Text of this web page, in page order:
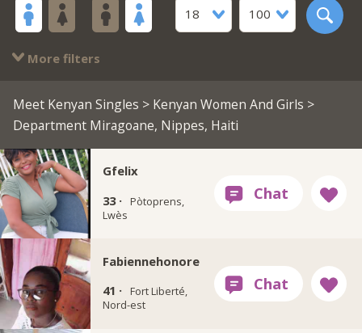
18
100
More filters
Meet Kenyan Singles > Kenyan Women And Girls >
Department Miragoane, Nippes, Haiti
Gfelix
33 ·
Pòtoprens,
Lwès
Fabiennehonore
41 ·
Fort Liberté,
Nord-est